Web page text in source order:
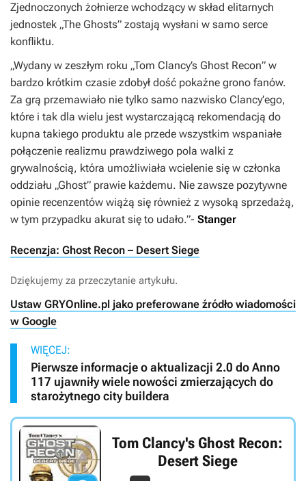
Zjednoczonych żołnierze wchodzący w skład elitarnych
jednostek „The Ghosts” zostają wysłani w samo serce
konfliktu.
„Wydany w zeszłym roku „Tom Clancy’s Ghost Recon” w
bardzo krótkim czasie zdobył dość pokaźne grono fanów.
Za grą przemawiało nie tylko samo nazwisko Clancy’ego,
które i tak dla wielu jest wystarczającą rekomendacją do
kupna takiego produktu ale przede wszystkim wspaniałe
połączenie realizmu prawdziwego pola walki z
grywalnością, która umożliwiała wcielenie się w członka
oddziału „Ghost” prawie każdemu. Nie zawsze pozytywne
opinie recenzentów wiążą się również z wysoką sprzedażą,
w tym przypadku akurat się to udało.”- Stanger
Recenzja: Ghost Recon – Desert Siege
Dziękujemy za przeczytanie artykułu.
Ustaw GRYOnline.pl jako preferowane źródło wiadomości
w Google
WIĘCEJ:
Pierwsze informacje o aktualizacji 2.0 do Anno
117 ujawniły wiele nowości zmierzających do
starożytnego city buildera
Tom Clancy's Ghost Recon:
Desert Siege